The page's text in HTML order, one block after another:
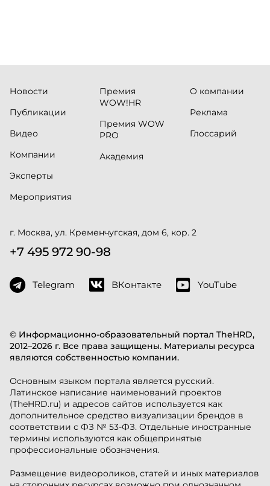
© Информационно-образовательный портал TheHRD,
2012–2026 г. Все права защищены. Материалы ресурса
являются собственностью компании.
Основным языком портала является русский.
Латинское написание наименований проектов
(TheHRD.ru) и адресов сайтов используется как
дополнительное средство визуализации брендов в
соответствии с ФЗ № 53-ФЗ. Отдельные иностранные
термины используются как общепринятые
профессиональные обозначения.
Размещение видеороликов, статей и иных материалов
Новости
Публикации
Видео
Компании
Эксперты
Мероприятия
Премия
WOW!HR
Премия WOW
PRO
Академия
О компании
Реклама
Глоссарий
г. Москва, ул. Кременчугская, дом 6, кор. 2
+7 495 972 90-98
Telegram ВКонтакте YouTube